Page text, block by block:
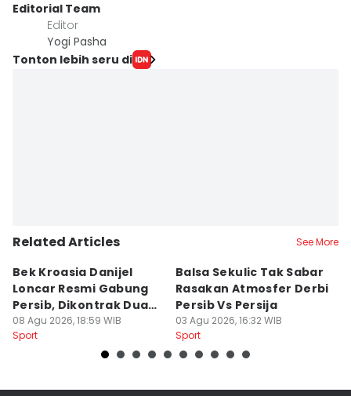
Editorial Team
Editor
Yogi Pasha
Tonton lebih seru di
Related Articles See More
Bek Kroasia Danijel
Loncar Resmi Gabung
Persib, Dikontrak Dua
Musim
08 Agu 2026, 18:59 WIB
Sport
Balsa Sekulic Tak Sabar
Rasakan Atmosfer Derbi
Persib Vs Persija
03 Agu 2026, 16:32 WIB
Sport